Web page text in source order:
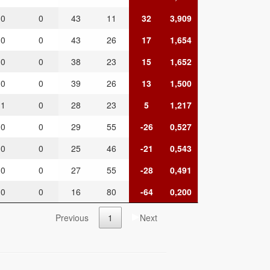
0
0 43 11 32
3,909
0
0 43 26 17
1,654
0
0 38 23 15
1,652
0
0 39 26 13
1,500
1
0 28 23 5
1,217
0
0 29 55 -26
0,527
0
0 25 46 -21
0,543
0
0 27 55 -28
0,491
0
0 16 80 -64 0,200
Previous 1 Next